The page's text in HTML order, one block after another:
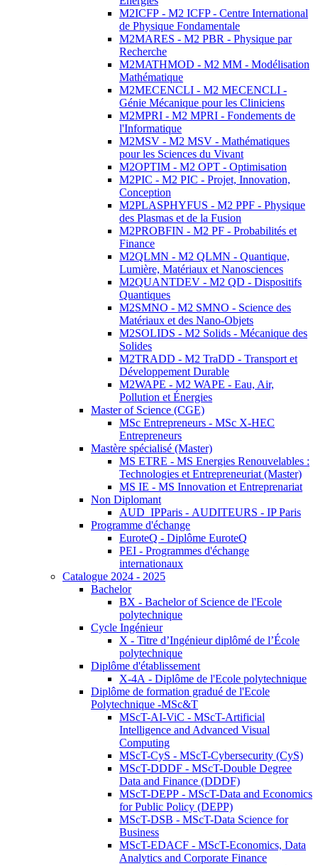
M2ICFP - M2 ICFP - Centre International
de Physique Fondamentale
M2MARES - M2 PBR - Physique par
Recherche
M2MATHMOD - M2 MM - Modélisation
Mathématique
M2MECENCLI - M2 MECENCLI -
Génie Mécanique pour les Cliniciens
M2MPRI - M2 MPRI - Fondements de
l'Informatique
M2MSV - M2 MSV - Mathématiques
pour les Sciences du Vivant
M2OPTIM - M2 OPT - Optimisation
M2PIC - M2 PIC - Projet, Innovation,
Conception
M2PLASPHYFUS - M2 PPF - Physique
des Plasmas et de la Fusion
M2PROBFIN - M2 PF - Probabilités et
Finance
M2QLMN - M2 QLMN - Quantique,
Lumière, Matériaux et Nanosciences
M2QUANTDEV - M2 QD - Dispositifs
Quantiques
M2SMNO - M2 SMNO - Science des
Matériaux et des Nano-Objets
M2SOLIDS - M2 Solids - Mécanique des
Solides
M2TRADD - M2 TraDD - Transport et
Développement Durable
M2WAPE - M2 WAPE - Eau, Air,
Pollution et Énergies
Master of Science (CGE)
MSc Entrepreneurs - MSc X-HEC
Entrepreneurs
Mastère spécialisé (Master)
MS ETRE - MS Energies Renouvelables :
Technologies et Entrepreneuriat (Master)
MS IE - MS Innovation et Entreprenariat
Non Diplomant
AUD_IPParis - AUDITEURS - IP Paris
Programme d'échange
EuroteQ - Diplôme EuroteQ
PEI - Programmes d'échange
internationaux
Catalogue 2024 - 2025
Bachelor
BX - Bachelor of Science de l'Ecole
polytechnique
Cycle Ingénieur
X - Titre d’Ingénieur diplômé de l’École
polytechnique
Diplôme d'établissement
X-4A - Diplôme de l'Ecole polytechnique
Diplôme de formation gradué de l'Ecole
Polytechnique -MSc&T
MScT-AI-ViC - MScT-Artificial
Intelligence and Advanced Visual
Computing
MScT-CyS - MScT-Cybersecurity (CyS)
MScT-DDDF - MScT-Double Degree
Data and Finance (DDDF)
MScT-DEPP - MScT-Data and Economics
for Public Policy (DEPP)
MScT-DSB - MScT-Data Science for
Business
MScT-EDACF - MScT-Economics, Data
Analytics and Corporate Finance